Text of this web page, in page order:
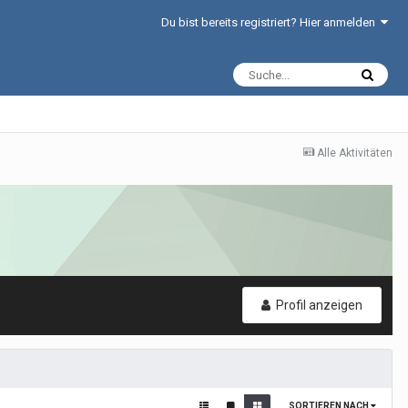
Du bist bereits registriert? Hier anmelden
Alle Aktivitäten
Profil anzeigen
SORTIEREN NACH